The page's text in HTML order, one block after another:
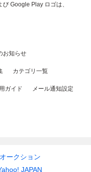
Google Play ロゴは、
お知らせ
カテゴリ一覧
ガイド メール通知設定
ークション
JAPAN